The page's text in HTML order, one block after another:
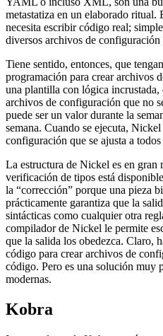
metastatiza en un elaborado ritual.
necesita escribir código real;
diversos archivos de configuración
Tiene sentido, entonces, que
programación para crear archivos
una plantilla con lógica incrustada,
archivos de configuración que no
puede ser un valor durante la
semana. Cuando se ejecuta,
configuración que se ajusta a
La estructura de Nickel es en
verificación de tipos está
la “corrección” porque una pieza
prácticamente garantiza que la
sintácticas como cualquier otra
compilador de Nickel le permite
que la salida los obedezca. Claro,
código para crear archivos de
código. Pero es una solución muy
modernas.
Kobra